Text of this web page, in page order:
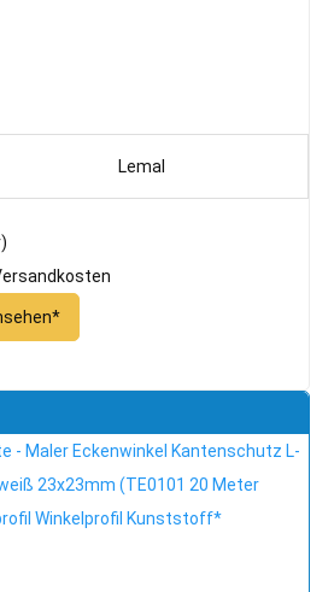
Lemal
- Maler Eckenwinkel Kantenschutz L-
23x23mm (TE0101 20 Meter
Winkelprofil Kunststoff*